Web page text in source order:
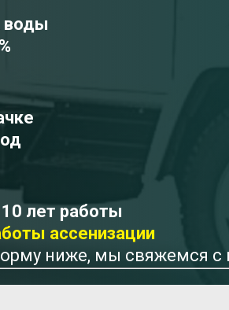
воды
10 лет работы
ассенизации
ниже, мы свяжемся